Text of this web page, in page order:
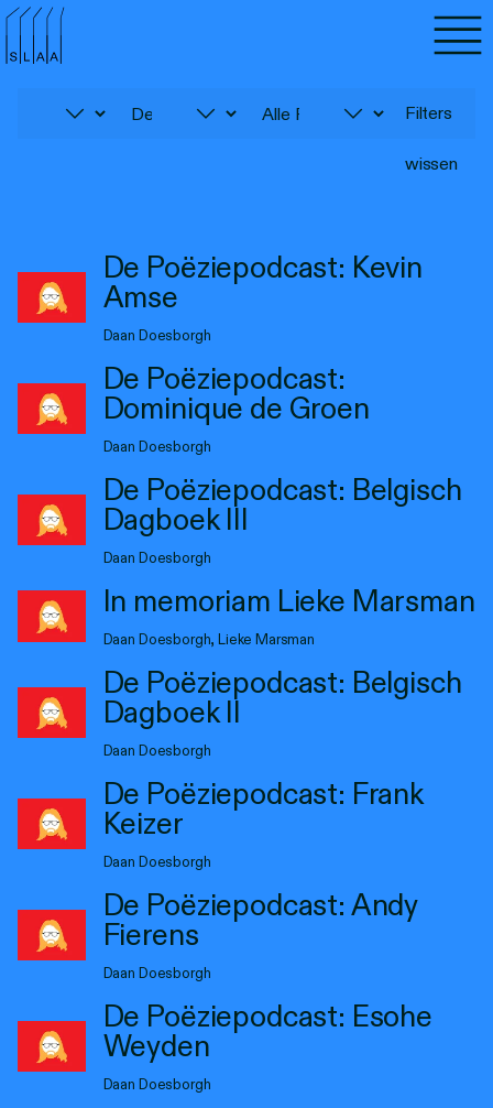
Filters
wissen
De Poëziepodcast: Kevin
Amse
Daan Doesborgh
De Poëziepodcast:
Dominique de Groen
Daan Doesborgh
De Poëziepodcast: Belgisch
Dagboek III
Daan Doesborgh
In memoriam Lieke Marsman
Daan Doesborgh, Lieke Marsman
De Poëziepodcast: Belgisch
Dagboek II
Daan Doesborgh
De Poëziepodcast: Frank
Keizer
Daan Doesborgh
De Poëziepodcast: Andy
Fierens
Daan Doesborgh
De Poëziepodcast: Esohe
Weyden
Daan Doesborgh
Agenda
Programma's
Luisteren
Nieuwsbrief
Over SLAA
Vacatures
Locaties
Personen
Toegankelijkheid
Stadsdichter